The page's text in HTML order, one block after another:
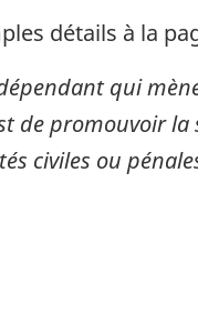
détails à la
qui
de promouvoir
civiles ou